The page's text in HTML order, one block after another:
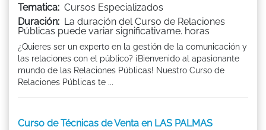
Tematica: Cursos Especializados
Duración: La duración del Curso de Relaciones
Públicas puede variar significativame. horas
¿Quieres ser un experto en la gestión de la comunicación y
las relaciones con el público? ¡Bienvenido al apasionante
mundo de las Relaciones Públicas! Nuestro Curso de
Relaciones Públicas te ...
Curso de Técnicas de Venta en LAS PALMAS